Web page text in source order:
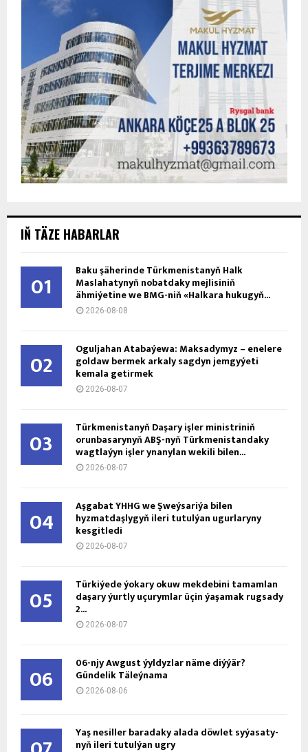
IŇ TÄZE HABARLAR
01 Baku şäherinde Türkmenistanyň Halk
Maslahatynyň nobatdaky mejlisiniň
ähmiýetine we BMG-niň «Halkara hukugyň...
2026-08-08
02 Oguljahan Atabaýewa: Maksadymyz – enelere
goldaw bermek arkaly sagdyn jemgyýeti
kemala getirmek
2026-08-07
03 Türkmenistanyň Daşary işler ministriniň
orunbasarynyň ABŞ-nyň Türkmenistandaky
wagtlaýyn işler ynanylan wekili bilen...
2026-08-07
04 Aşgabat ÝHHG we Şweýsariýa bilen
hyzmatdaşlygyň ileri tutulýan ugurlaryny
kesgitledi
2026-08-07
05 Türkiýede ýokary okuw mekdebini tamamlan
daşary ýurtly uçurymlar üçin ýaşamak rugsady
2...
2026-08-07
06 06-njy Awgust ýyldyzlar näme diýýär?
Gündelik Täleýnama
2026-08-06
Ýaş ne­sil­ler ba­ra­da­ky ala­da döw­let sy­ýa­sa­ty­
nyň ile­ri tu­tul­ýan ug­ry